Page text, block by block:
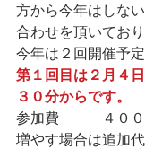
方から今年はしな
合わせを頂いており
今年は２回開催予定
第１回目は２月４
３０分からです。
参加費　　　４０
増やす場合は追加